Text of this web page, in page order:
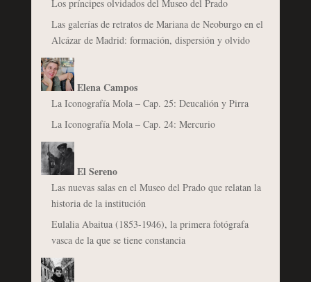
Los príncipes olvidados del Museo del Prado
Las galerías de retratos de Mariana de Neoburgo en el
Alcázar de Madrid: formación, dispersión y olvido
Elena Campos
La Iconografía Mola – Cap. 25: Deucalión y Pirra
La Iconografía Mola – Cap. 24: Mercurio
El Sereno
Las nuevas salas en el Museo del Prado que relatan la
historia de la institución
Eulalia Abaitua (1853-1946), la primera fotógrafa
vasca de la que se tiene constancia